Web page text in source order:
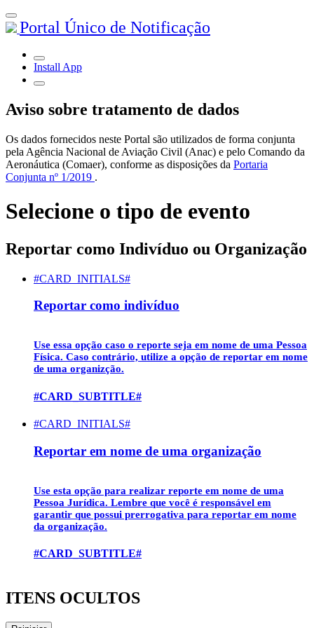
Portal Único de Notificação
Install App
Aviso sobre tratamento de dados
Os dados fornecidos neste Portal são utilizados de forma conjunta
pela Agência Nacional de Aviação Civil (Anac) e pelo Comando da
Aeronáutica (Comaer), conforme as disposições da Portaria
Conjunta nº 1/2019 .
Selecione o tipo de evento
Reportar como Indivíduo ou Organização
#CARD_INITIALS#
Reportar como indivíduo
Use essa opção caso o reporte seja em nome de uma Pessoa
Física. Caso contrário, utilize a opção de reportar em nome
de uma organizção.
#CARD_SUBTITLE#
#CARD_INITIALS#
Reportar em nome de uma organização
Use esta opção para realizar reporte em nome de uma
Pessoa Jurídica. Lembre que você é responsável em
garantir que possui prerrogativa para reportar em nome
da organização.
#CARD_SUBTITLE#
ITENS OCULTOS